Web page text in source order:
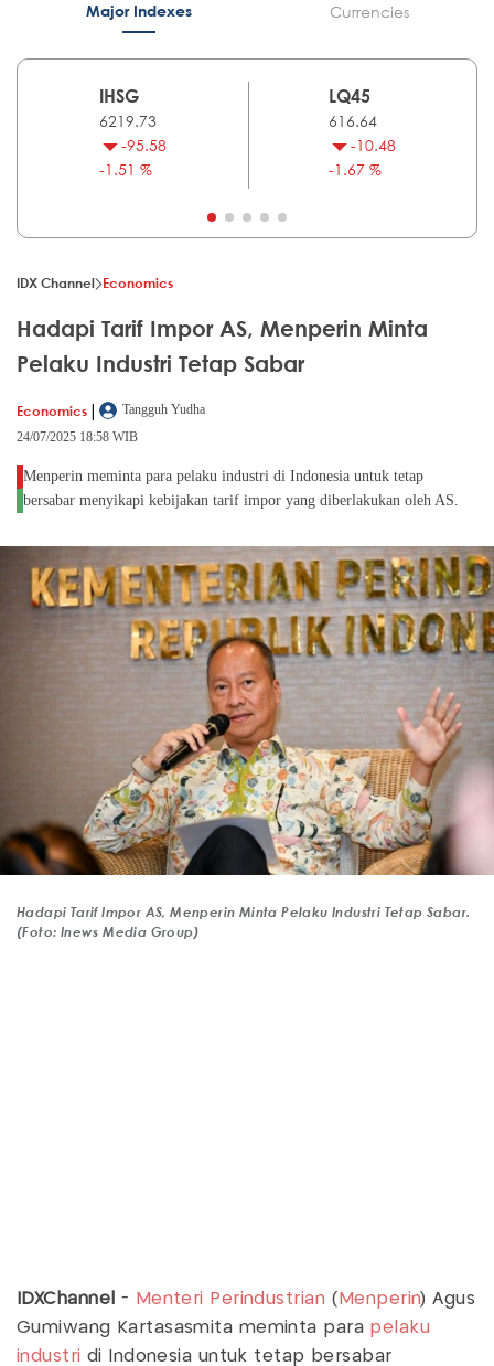
Major Indexes Currencies
IHSG
6219.73
-95.58
-1.51 %
LQ45
616.64
-10.48
-1.67 %
IDX Channel Economics
Hadapi Tarif Impor AS, Menperin Minta
Pelaku Industri Tetap Sabar
Economics |
Tangguh Yudha
24/07/2025 18:58 WIB
Menperin meminta para pelaku industri di Indonesia untuk tetap
bersabar menyikapi kebijakan tarif impor yang diberlakukan oleh AS.
Hadapi Tarif Impor AS, Menperin Minta Pelaku Industri Tetap Sabar.
(Foto: Inews Media Group)
IDXChannel - Menteri Perindustrian ( Menperin) Agus
Gumiwang Kartasasmita meminta para pelaku
industri di Indonesia untuk tetap bersabar